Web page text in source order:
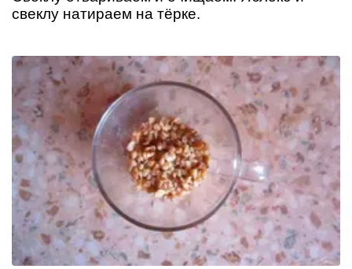
свеклу натираем на тёрке.